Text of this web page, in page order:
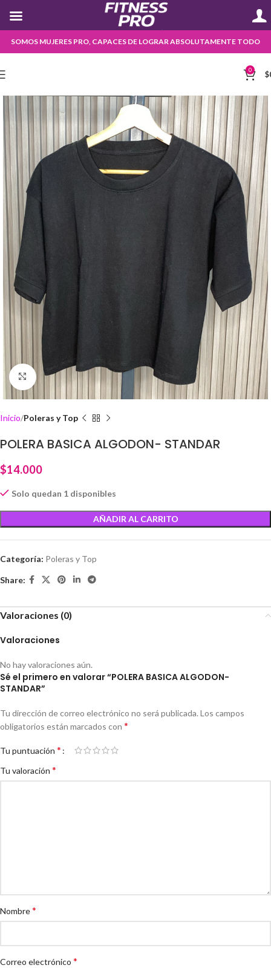
SOMOS MUJERES PRO, CAPACES DE LOGRAR ABSOLUTAMENTE TODO
0 $
Click to enlarge
Inicio Poleras y Top
POLERA BASICA ALGODON- STANDAR
$14.000
Solo quedan 1 disponibles
AÑADIR AL CARRITO
Categoría: Poleras y Top
Share:
Valoraciones (0)
Valoraciones
No hay valoraciones aún.
Sé el primero en valorar “POLERA BASICA ALGODON-
STANDAR”
Tu dirección de correo electrónico no será publicada. Los campos
obligatorios están marcados con *
Tu puntuación *
Tu valoración *
Nombre*
Correo electrónico *